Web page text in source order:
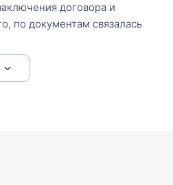
договора и
по документам связалась
образцы и т.д. После
тепло встретили Сергей с